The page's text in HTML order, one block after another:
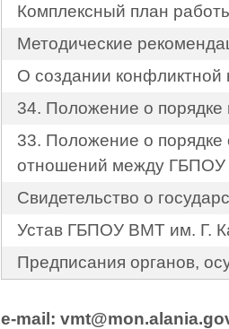
Комплексный план
Методические
О создании конфликтной
34. Положение о порядке
33. Положение о
отношений между ГБПОУ
Свидетельство о
Устав ГБПОУ ВМТ им. Г.
Предписания органов,
e-mail: vmt@mon.alania.